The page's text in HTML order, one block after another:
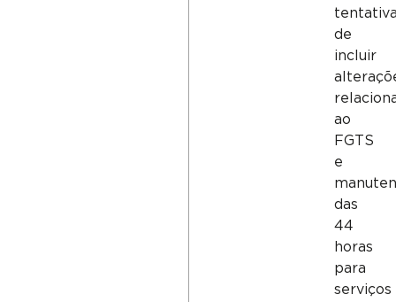
de
incluir
ao
FGTS
e
das
44
horas
para
serviços